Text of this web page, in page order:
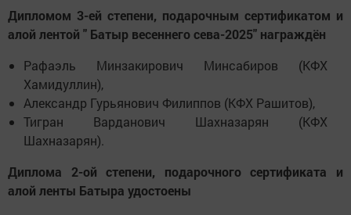
Дипломом 3-ей степени, подарочным сертификатом и
алой лентой " Батыр весеннего сева-2025" награждён
Рафаэль Минзакирович Минсабиров (КФХ
Хамидуллин),
Александр Гурьянович Филиппов (КФХ Рашитов),
Тигран Варданович Шахназарян (КФХ
Шахназарян).
Диплома 2-ой степени, подарочного сертификата и
алой ленты Батыра удостоены